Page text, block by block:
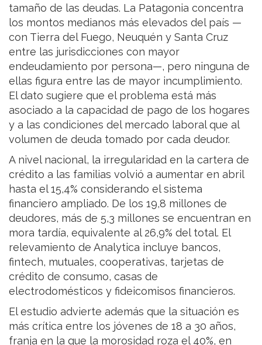
tamaño de las deudas. La Patagonia concentra
los montos medianos más elevados del país —
con Tierra del Fuego, Neuquén y Santa Cruz
entre las jurisdicciones con mayor
endeudamiento por persona—, pero ninguna de
ellas figura entre las de mayor incumplimiento.
El dato sugiere que el problema está más
asociado a la capacidad de pago de los hogares
y a las condiciones del mercado laboral que al
volumen de deuda tomado por cada deudor.
A nivel nacional, la irregularidad en la cartera de
crédito a las familias volvió a aumentar en abril
hasta el 15,4% considerando el sistema
financiero ampliado. De los 19,8 millones de
deudores, más de 5,3 millones se encuentran en
mora tardía, equivalente al 26,9% del total. El
relevamiento de Analytica incluye bancos,
fintech, mutuales, cooperativas, tarjetas de
crédito de consumo, casas de
electrodomésticos y fideicomisos financieros.
El estudio advierte además que la situación es
más crítica entre los jóvenes de 18 a 30 años,
franja en la que la morosidad roza el 40%, en